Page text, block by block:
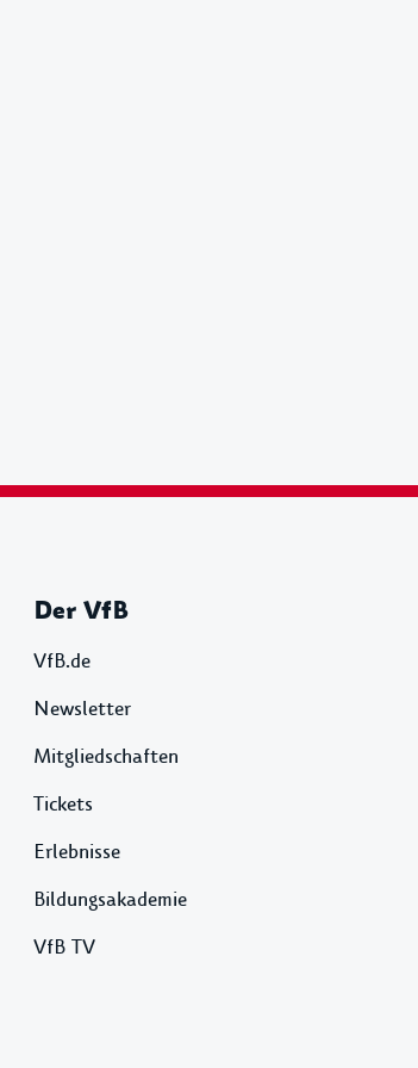
Der VfB
VfB.de
Newsletter
Mitgliedschaften
Tickets
Erlebnisse
Bildungsakademie
VfB TV